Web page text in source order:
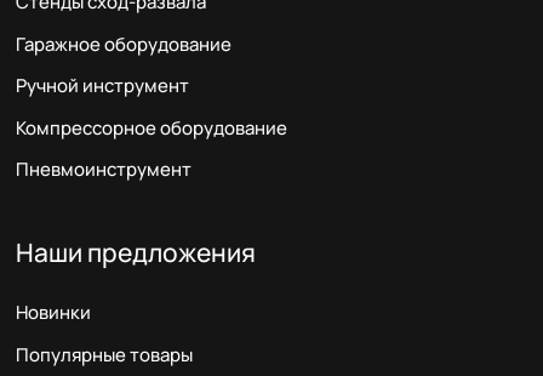
Гаражное оборудование
Ручной инструмент
Компрессорное оборудование
Пневмоинструмент
Наши предложения
Новинки
Популярные товары